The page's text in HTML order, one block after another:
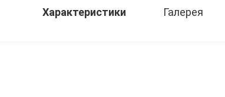
Характеристики Галерея